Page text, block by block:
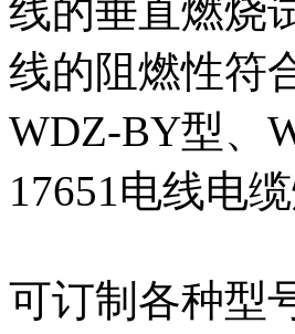
线的垂直燃烧
线的阻燃性符
WDZ-BY型、
17651电线电
可订制各种型